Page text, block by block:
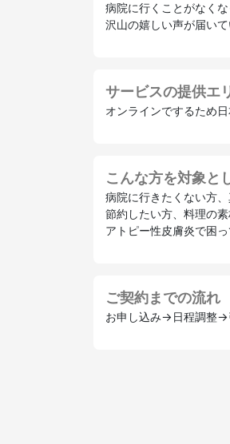
病院に行くことがなくな
沢山の嬉しい声が届いて
サービスの提供エ
オンラインでするため
こんな方を対象と
病院に行きたくない方
節約したい方、料理の
アトピー性皮膚炎で困
ご契約までの流れ
お申し込み→日程調整→